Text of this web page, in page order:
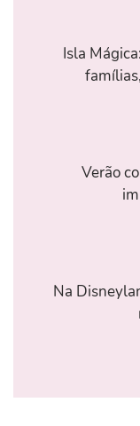
Isla
Verão
Na